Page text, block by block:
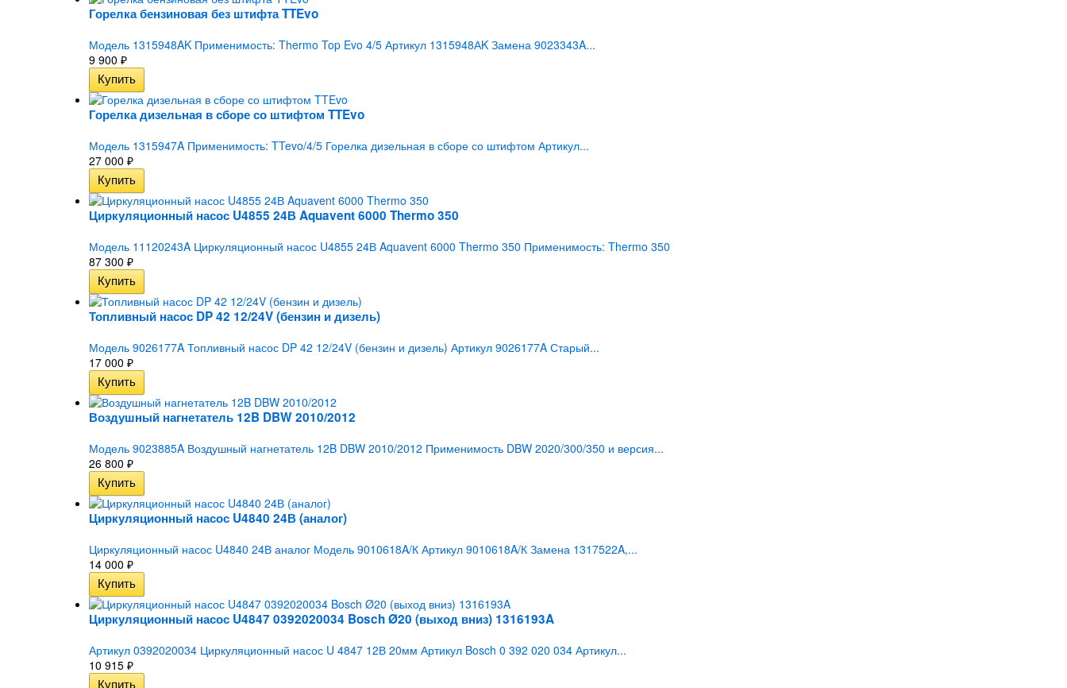
Горелка бензиновая без штифта TTEvo
Модель 1315948AK Применимость: Thermo Top Evo 4/5 Артикул 1315948АK Замена 9023343A...
9 900 ₽
Горелка дизельная в сборе со штифтом TTEvo
Модель 1315947A Применимость: TTevo/4/5 Горелка дизельная в сборе со штифтом Артикул...
27 000 ₽
Циркуляционный насос U4855 24В Aquavent 6000 Thermo 350
Модель 11120243A Циркуляционный насос U4855 24В Aquavent 6000 Thermo 350 Применимость: Thermo 350
87 300 ₽
Топливный насос DP 42 12/24V (бензин и дизель)
Модель 9026177A Топливный насос DP 42 12/24V (бензин и дизель) Артикул 9026177A Старый...
17 000 ₽
Воздушный нагнетатель 12B DBW 2010/2012
Модель 9023885A Воздушный нагнетатель 12B DBW 2010/2012 Применимость DBW 2020/300/350 и версия...
26 800 ₽
Циркуляционный насос U4840 24В (аналог)
Циркуляционный насос U4840 24В аналог Модель 9010618A/К Артикул 9010618A/К Замена 1317522A,...
14 000 ₽
Циркуляционный насос U4847 0392020034 Bosch Ø20 (выход вниз) 1316193A
Артикул 0392020034 Циркуляционный насос U 4847 12В 20мм Артикул Bosch 0 392 020 034 Артикул...
10 915 ₽